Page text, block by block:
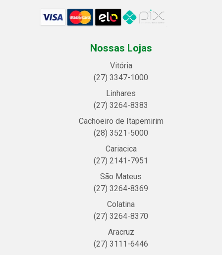
Nossas Lojas
Vitória
(27) 3347-1000
Linhares
(27) 3264-8383
Cachoeiro de Itapemirim
(28) 3521-5000
Cariacica
(27) 2141-7951
São Mateus
(27) 3264-8369
Colatina
(27) 3264-8370
Aracruz
(27) 3111-6446